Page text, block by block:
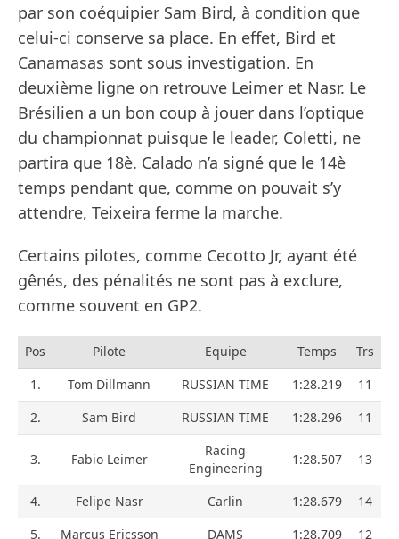
par son coéquipier Sam Bird, à condition que
celui-ci conserve sa place. En effet, Bird et
Canamasas sont sous investigation. En
deuxième ligne on retrouve Leimer et Nasr. Le
Brésilien a un bon coup à jouer dans l’optique
du championnat puisque le leader, Coletti, ne
partira que 18è. Calado n’a signé que le 14è
temps pendant que, comme on pouvait s’y
attendre, Teixeira ferme la marche.
Certains pilotes, comme Cecotto Jr, ayant été
gênés, des pénalités ne sont pas à exclure,
comme souvent en GP2.
Pos Pilote Equipe Temps
Trs
1.
Tom Dillmann RUSSIAN TIME 1:28.219
11
2.
Sam Bird RUSSIAN TIME 1:28.296 11
3. Fabio Leimer
Racing
Engineering
1:28.507 13
4. Felipe Nasr Carlin 1:28.679
14
5.
Marcus Ericsson DAMS 1:28.709 12